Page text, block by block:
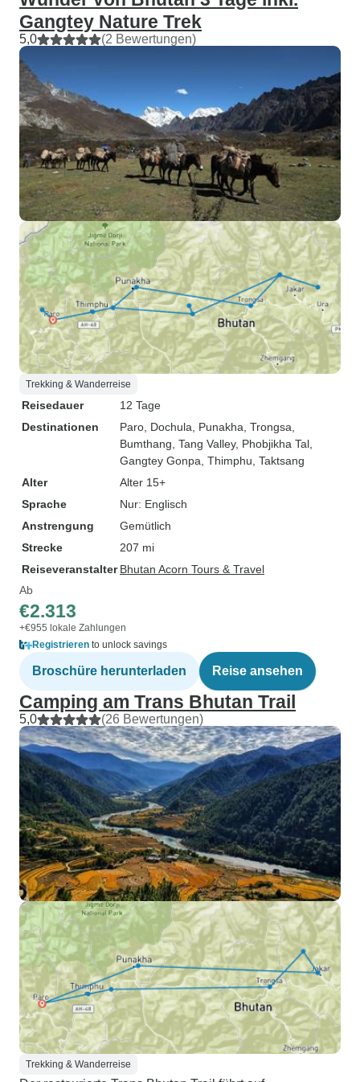
Gangtey Nature Trek
5,0 (2 Bewertungen)
Trekking & Wanderreise
Reisedauer
12 Tage
Destinationen
Paro , Dochula , Punakha , Trongsa
Bumthang , Tang Valley, Phobjikha Tal
Gangtey Gonpa , Thimphu , Taktsang
Alter
Alter 15+
Sprache
Nur: Englisch
Anstrengung
Gemütlich
Strecke
207 mi
Reiseveranstalter Bhutan Acorn Tours & Travel
Ab
€2.313
+€955 lokale Zahlungen
Registrieren to unlock savings
Broschüre herunterladen Reise ansehen
Camping am Trans Bhutan Trail
5,0 (26 Bewertungen)
Trekking & Wanderreise